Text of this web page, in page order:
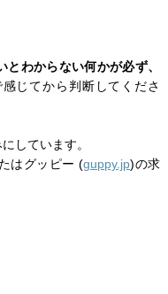
わからない何かが必ず、
じてから判断してくださ
しています。
はグッピー (guppy.jp)の求